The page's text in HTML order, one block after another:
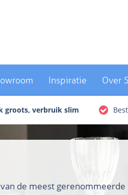
Inspiratie Over
groots, verbruik slim
de meest gerenommeerde